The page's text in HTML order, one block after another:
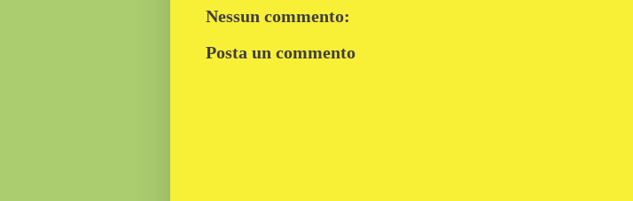
Nessun commento:
Posta un commento